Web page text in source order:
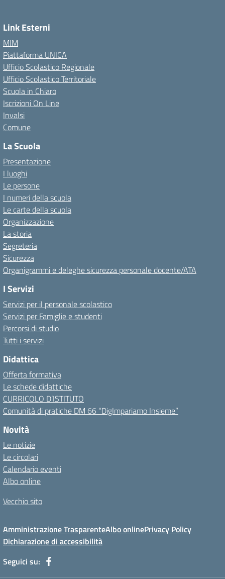
Link Esterni
MIM
Piattaforma UNICA
Ufficio Scolastico Regionale
Ufficio Scolastico Territoriale
Scuola in Chiaro
Iscrizioni On Line
Invalsi
Comune
La Scuola
Presentazione
I luoghi
Le persone
I numeri della scuola
Le carte della scuola
Organizzazione
La storia
Segreteria
Sicurezza
Organigrammi e deleghe sicurezza personale docente/ATA
I Servizi
Servizi per il personale scolastico
Servizi per Famiglie e studenti
Percorsi di studio
Tutti i servizi
Didattica
Offerta formativa
Le schede didattiche
CURRICOLO D’ISTITUTO
Comunità di pratiche DM 66 “DigImpariamo Insieme”
Novità
Le notizie
Le circolari
Calendario eventi
Albo online
Vecchio sito
Amministrazione TrasparenteAlbo onlinePrivacy Policy
Dichiarazione di accessibilità
Seguici su: